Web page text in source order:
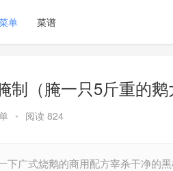
单 菜谱
（腌一只5斤重的鹅
• 阅读 824
广式烧鹅的商用配方宰杀干净的